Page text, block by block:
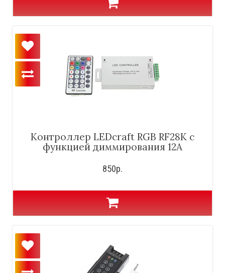
Контроллер LEDcraft RGB RF28K с
функцией диммирования 12А
850р.